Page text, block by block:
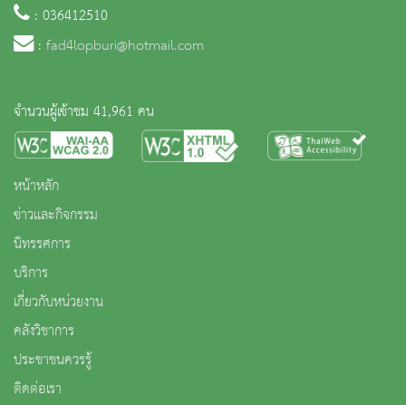
: 036412510
: fad4lopburi@hotmail.com
จำนวนผู้เข้าชม 41,961 คน
หน้าหลัก
ข่าวและกิจกรรม
นิทรรศการ
บริการ
เกี่ยวกับหน่วยงาน
คลังวิชาการ
ประชาชนควรรู้
ติดต่อเรา